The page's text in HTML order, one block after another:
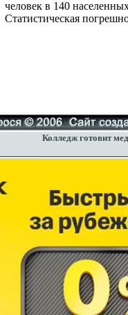
человек в 140
Статистическая
Колледж готовит